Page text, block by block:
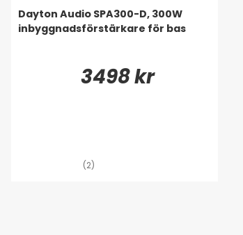
Dayton Audio SPA300-D, 300W
inbyggnadsförstärkare för bas
3498 kr
(2)